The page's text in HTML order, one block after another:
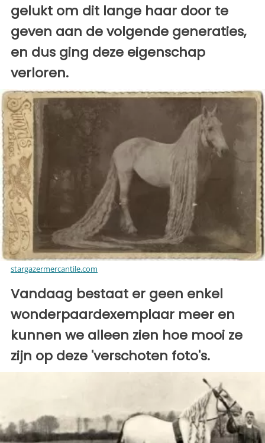
gelukt om dit lange haar door te
geven aan de volgende generaties,
en dus ging deze eigenschap
verloren.
stargazermercantile.com
Vandaag bestaat er geen enkel
wonderpaardexemplaar meer en
kunnen we alleen zien hoe mooi ze
zijn op deze 'verschoten foto's.